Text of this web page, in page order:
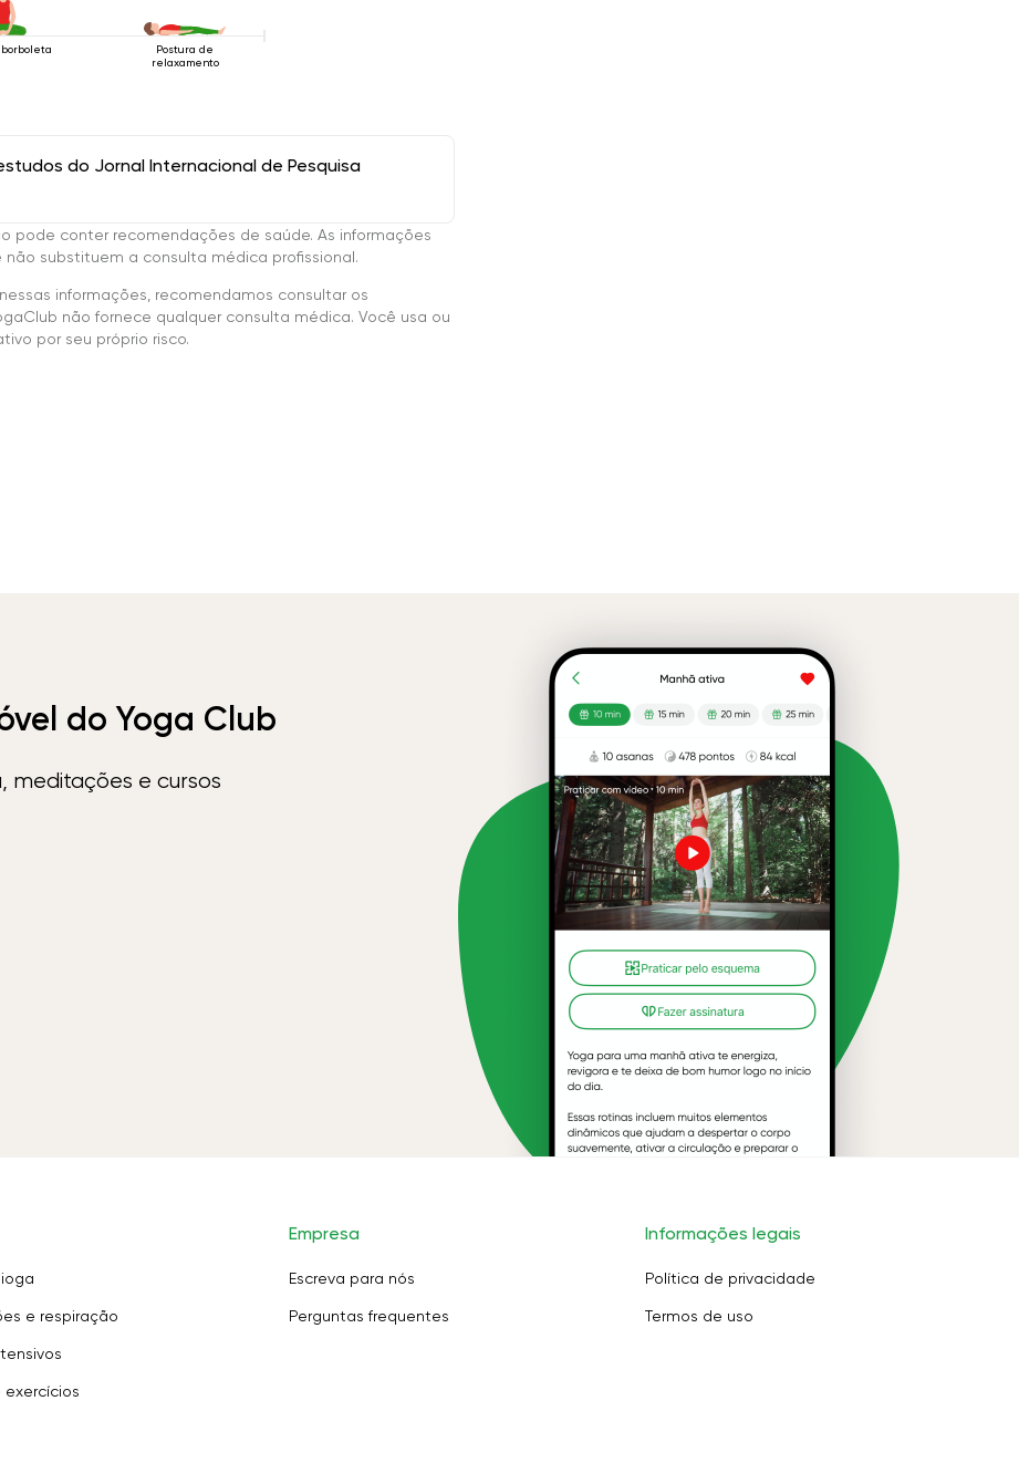
borboleta
Postura de
relaxamento
do Jornal Internacional de Pesquisa
pode conter recomendações de saúde. As informações
substituem a consulta médica profissional.
informações, recomendamos consultar os
não fornece qualquer consulta médica. Você usa ou
por seu próprio risco.
do Yoga Club
meditações e cursos
e respiração
exercícios
Empresa
Escreva para nós
Perguntas frequentes
Informações legais
Política de privacidade
Termos de uso